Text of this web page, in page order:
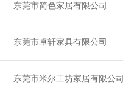
东莞市简色家居有限公司
东莞市卓轩家具有限公司
东莞市米尔工坊家居有限公司